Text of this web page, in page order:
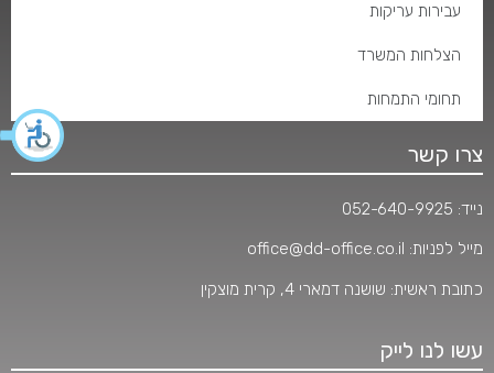
עבירות עריקות
הצלחות המשרד
תחומי התמחות
צרו קשר
נייד: 052-640-9925
מייל לפניות: office@dd-office.co.il
כתובת ראשית: שושנה דמארי 4, קרית מוצקין
עשו לנו לייק